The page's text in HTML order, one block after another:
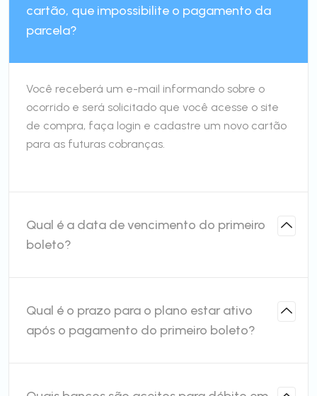
cartão, que impossibilite o pagamento da
parcela?
Você receberá um e-mail informando sobre o
ocorrido e será solicitado que você acesse o site
de compra, faça login e cadastre um novo cartão
para as futuras cobranças.
Qual é a data de vencimento do primeiro
boleto?
Qual é o prazo para o plano estar ativo
após o pagamento do primeiro boleto?